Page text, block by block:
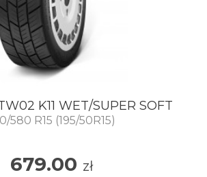
K11 WET/SUPER SOFT
580 R15 (195/50R15)
679.00 zł